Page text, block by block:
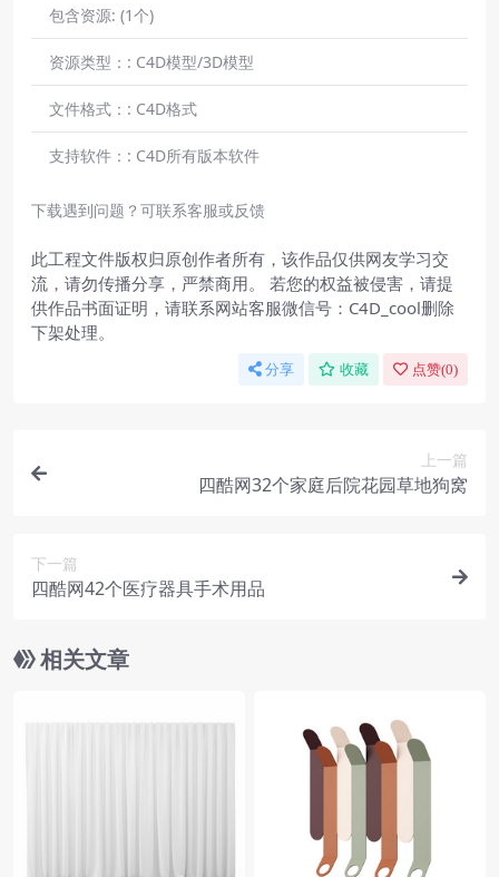
包含资源: (1个)
资源类型：: C4D模型/3D模型
文件格式：: C4D格式
支持软件：: C4D所有版本软件
下载遇到问题？可联系客服或反馈
此工程文件版权归原创作者所有，该作品仅供网友学习交
流，请勿传播分享，严禁商用。 若您的权益被侵害，请提
供作品书面证明，请联系网站客服微信号：C4D_cool删除
下架处理。
分享 收藏 点赞(0)
上一篇
四酷网32个家庭后院花园草地狗窝
下一篇
四酷网42个医疗器具手术用品
相关文章